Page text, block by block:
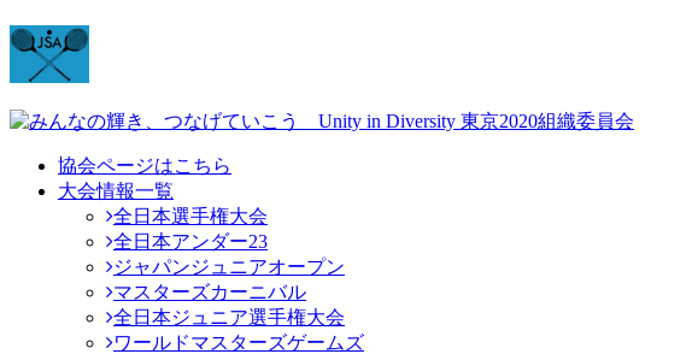
協会ページはこちら
大会情報一覧
全日本選手権大会
全日本アンダー23
ジャパンジュニアオープン
マスターズカーニバル
全日本ジュニア選手権大会
ワールドマスターズゲームズ